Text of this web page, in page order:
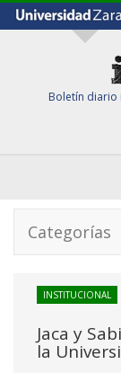
Boletín diario
Categorías
INSTITUCIONAL
Jaca y
la